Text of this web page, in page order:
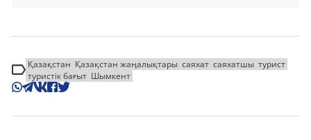
Қазақстан Қазақстан жаңалықтары саяхат саяхатшы турист
туристік бағыт Шымкент